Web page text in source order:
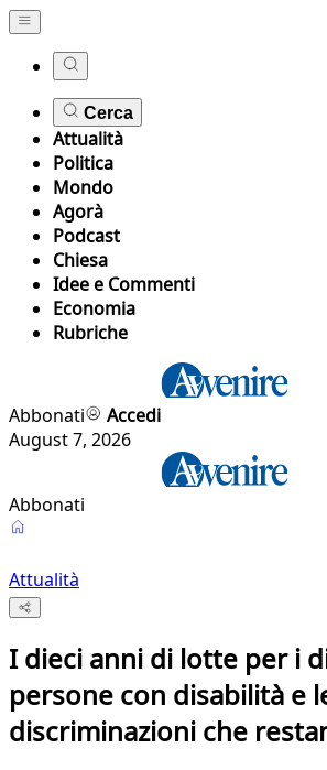
Cerca
Attualità
Politica
Mondo
Agorà
Podcast
Chiesa
Idee e Commenti
Economia
Rubriche
Abbonati
Accedi
August 7, 2026
Abbonati
Attualità
I dieci anni di lotte per i
persone con disabilità e
discriminazioni che